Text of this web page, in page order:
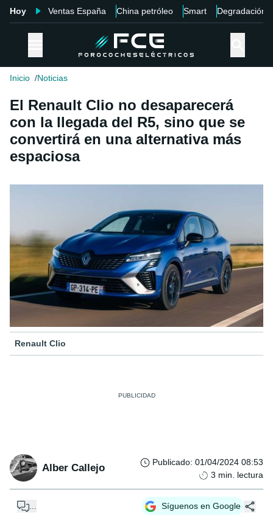
Hoy Ventas España China petróleo Smart Degradación
Inicio Noticias
El Renault Clio no desaparecerá
con la llegada del R5, sino que se
convertirá en una alternativa más
espaciosa
Renault Clio
Alber Callejo Publicado: 01/04/2024 08:53
3 min. lectura
... Síguenos en Google